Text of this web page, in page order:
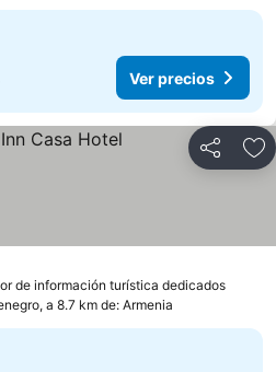
Ver precios
Compartir
de información turística dedicados
a 8.7 km de: Armenia